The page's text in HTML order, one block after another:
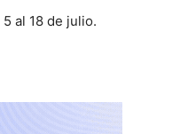
al 18 de julio.